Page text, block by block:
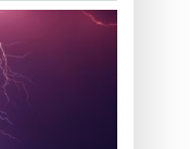
IAR CEALALTĂ